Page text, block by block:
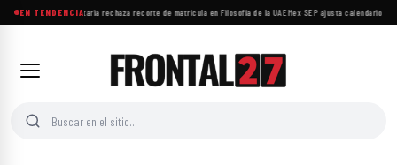
EN TENDENCIA
Comunidad universitaria rechaza recorte de matrícula en Filosofía de la UAEMex·SEP ajusta calendario